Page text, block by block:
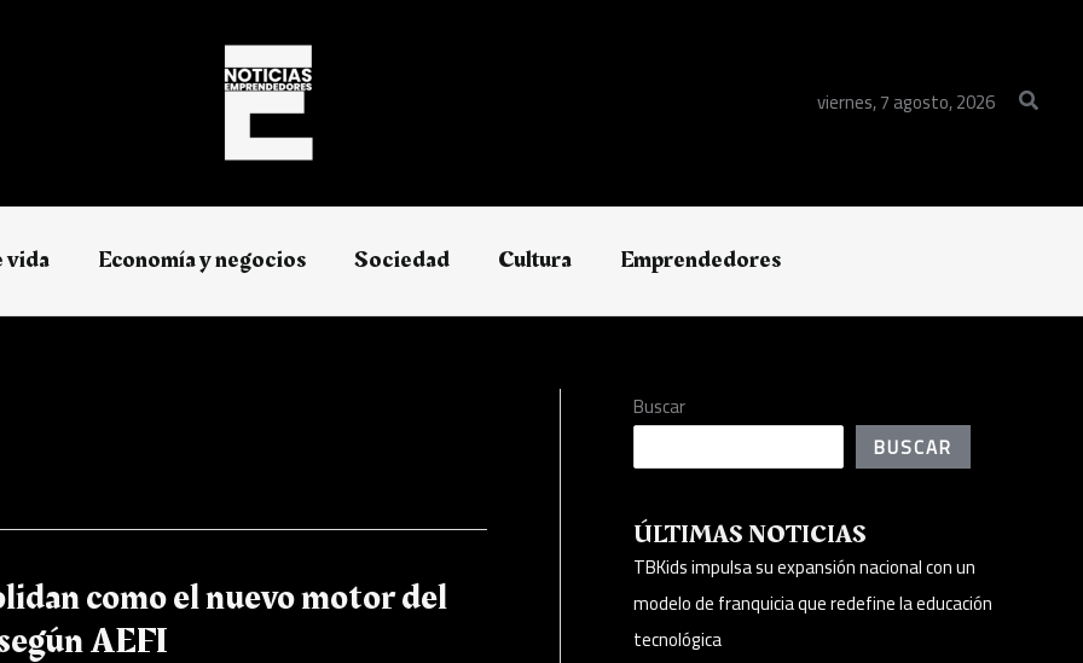
viernes, 7 agosto, 2026
Buscar
vida Economía y negocios​ Sociedad Cultura Emprendedores
como el nuevo motor del
AEFI
Buscar
BUSCAR
ÚLTIMAS NOTICIAS
TBKids impulsa su expansión nacional con un
modelo de franquicia que redefine la educación
tecnológica